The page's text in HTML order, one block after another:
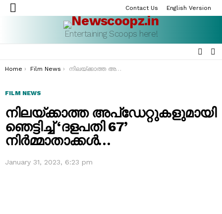
Menu
Contact Us English Version
Entertaining Scoops here!
You are here:
Home Film News നിലയ്ക്കാത്ത അപ്‌ഡേറ്റുകളുമായി ഞെട്ടിച്ച് ‘ദളപതി 67’ നിർമ്മാതാക്കൾ…
FILM NEWS
നിലയ്ക്കാത്ത അപ്‌ഡേറ്റുകളുമായി
ഞെട്ടിച്ച് ‘ദളപതി 67’
നിർമ്മാതാക്കൾ…
January 31, 2023, 6:23 pm